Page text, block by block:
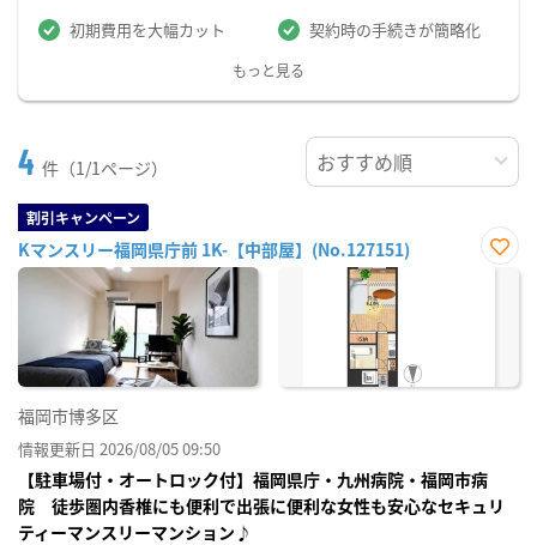
初期費用を大幅カット 契約時の手続きが簡略化
もっと見る
4 件（1/1ページ）
割引キャンペーン
Kマンスリー福岡県庁前 1K-【中部屋】(No.127151)
お気
福岡市博多区
情報更新日 2026/08/05 09:50
【駐車場付・オートロック付】福岡県庁・九州病院・福岡市病
院 徒歩圏内香椎にも便利で出張に便利な女性も安心なセキュリ
ティーマンスリーマンション♪